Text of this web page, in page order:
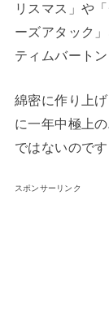
リスマス」や
ーズアタック
ティムバートン
綿密に作り上
に一年中極上
ではないのです
スポンサーリンク